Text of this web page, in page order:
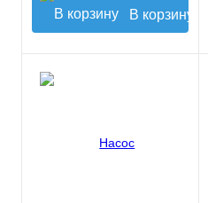
В корзину